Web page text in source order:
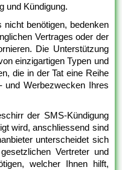
und Kündigung.
nicht benötigen, bedenken
Vertrages oder der
Die Unterstützung
einzigartigen Typen und
die in der Tat eine Reihe
und Werbezwecken Ihres
der SMS-Kündigung
wird, anschliessend sind
unterscheidet sich
Vertreter und
welcher Ihnen hilft,